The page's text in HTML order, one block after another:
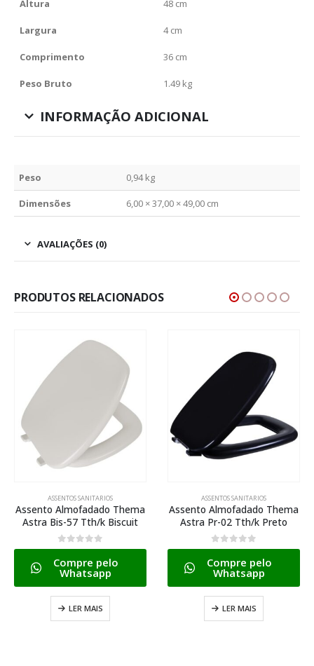
Altura 48 cm
Largura 4 cm
Comprimento 36 cm
Peso Bruto 1.49 kg
INFORMAÇÃO ADICIONAL
Peso 0,94 kg
Dimensões 6,00 × 37,00 × 49,00 cm
AVALIAÇÕES (0)
PRODUTOS RELACIONADOS
ASSENTOS SANITARIOS
Assento Almofadado Thema
Astra Bis-57 Tth/k Biscuit
0de 5
Compre pelo
Whatsapp
LER MAIS
ASSENTOS SANITARIOS
Assento Almofadado Thema
Astra Pr-02 Tth/k Preto
0de 5
Compre pelo
Whatsapp
LER MAIS